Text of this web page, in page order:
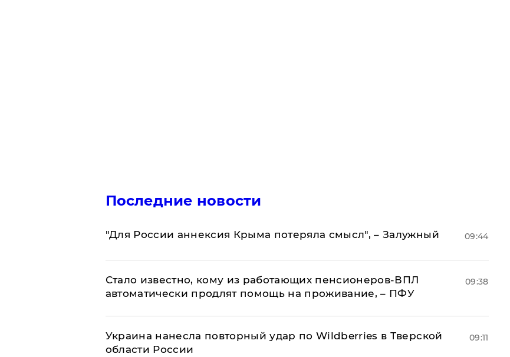
Последние новости
"Для России аннексия Крыма потеряла смысл", – Залужный 09:44
Стало известно, кому из работающих пенсионеров-ВПЛ
автоматически продлят помощь на проживание, – ПФУ
09:38
Украина нанесла повторный удар по Wildberries в Тверской
области России
09:11